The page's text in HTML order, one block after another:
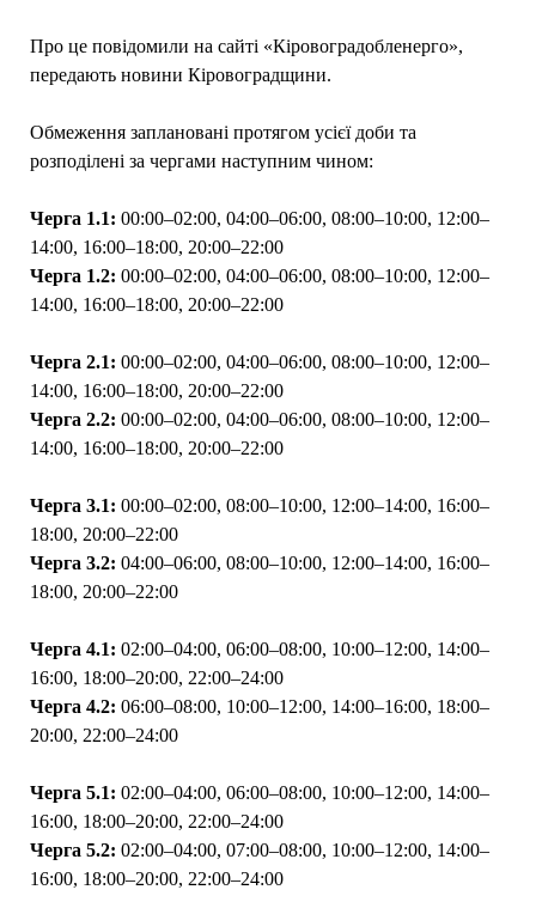
Про це повідомили на сайті «Кіровоградобленерго»,
передають новини Кіровоградщини.
Обмеження заплановані протягом усієї доби та
розподілені за чергами наступним чином:
Черга 1.1: 00:00–02:00, 04:00–06:00, 08:00–10:00, 12:00–
14:00, 16:00–18:00, 20:00–22:00
Черга 1.2: 00:00–02:00, 04:00–06:00, 08:00–10:00, 12:00–
14:00, 16:00–18:00, 20:00–22:00
Черга 2.1: 00:00–02:00, 04:00–06:00, 08:00–10:00, 12:00–
14:00, 16:00–18:00, 20:00–22:00
Черга 2.2: 00:00–02:00, 04:00–06:00, 08:00–10:00, 12:00–
14:00, 16:00–18:00, 20:00–22:00
Черга 3.1: 00:00–02:00, 08:00–10:00, 12:00–14:00, 16:00–
18:00, 20:00–22:00
Черга 3.2: 04:00–06:00, 08:00–10:00, 12:00–14:00, 16:00–
18:00, 20:00–22:00
Черга 4.1: 02:00–04:00, 06:00–08:00, 10:00–12:00, 14:00–
16:00, 18:00–20:00, 22:00–24:00
Черга 4.2: 06:00–08:00, 10:00–12:00, 14:00–16:00, 18:00–
20:00, 22:00–24:00
Черга 5.1: 02:00–04:00, 06:00–08:00, 10:00–12:00, 14:00–
16:00, 18:00–20:00, 22:00–24:00
Черга 5.2: 02:00–04:00, 07:00–08:00, 10:00–12:00, 14:00–
16:00, 18:00–20:00, 22:00–24:00